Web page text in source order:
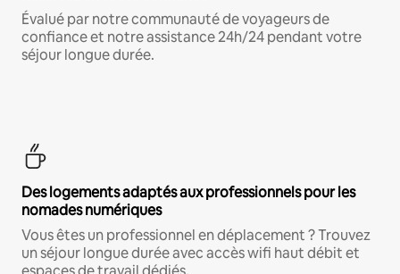
Évalué par notre communauté de voyageurs de
confiance et notre assistance 24h/24 pendant votre
séjour longue durée.
Des logements adaptés aux professionnels pour les
nomades numériques
Vous êtes un professionnel en déplacement ? Trouvez
un séjour longue durée avec accès wifi haut débit et